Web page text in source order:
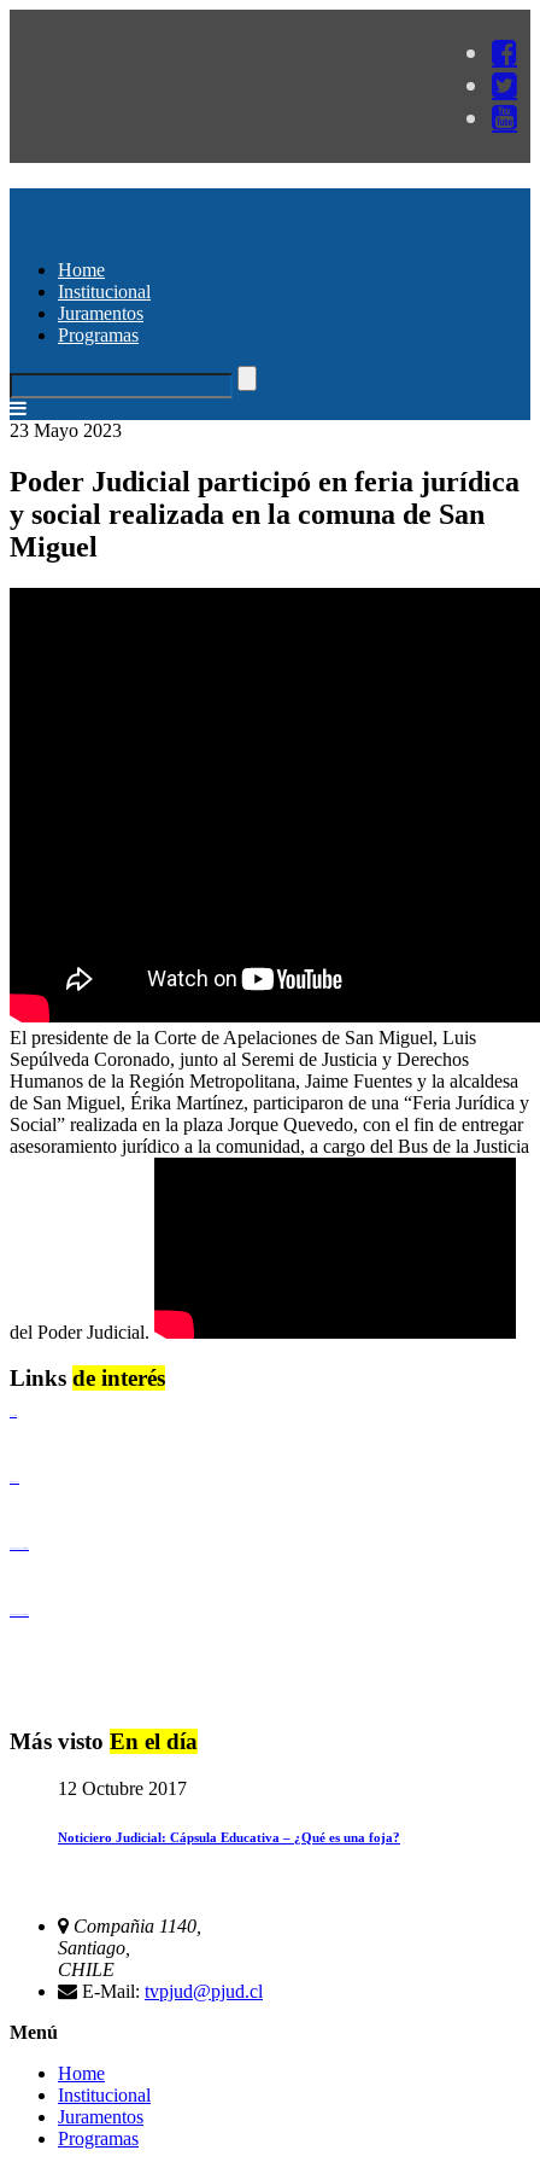
Home
Institucional
Juramentos
Programas
23 Mayo 2023
Poder Judicial participó en feria jurídica
y social realizada en la comuna de San
Miguel
El presidente de la Corte de Apelaciones de San Miguel, Luis
Sepúlveda Coronado, junto al Seremi de Justicia y Derechos
Humanos de la Región Metropolitana, Jaime Fuentes y la alcaldesa
de San Miguel, Érika Martínez, participaron de una “Feria Jurídica y
Social” realizada en la plaza Jorque Quevedo, con el fin de entregar
asesoramiento jurídico a la comunidad, a cargo del Bus de la Justicia
del Poder Judicial.
Links de interés
Más visto En el día
12 Octubre 2017
Noticiero Judicial: Cápsula Educativa – ¿Qué es una foja?
Compañia 1140,
Santiago,
CHILE
E-Mail: tvpjud@pjud.cl
Menú
Home
Institucional
Juramentos
Programas